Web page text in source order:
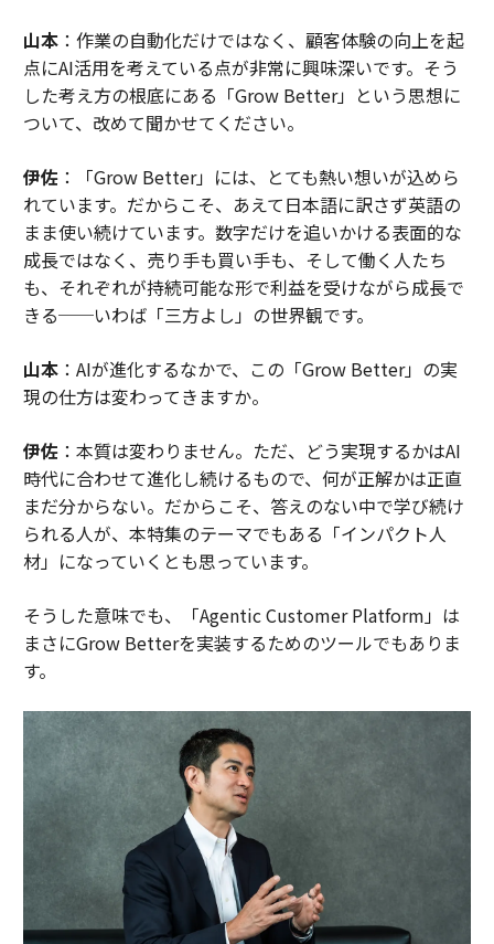
山本：作業の自動化だけではなく、顧客体験の向上を起
点にAI活用を考えている点が非常に興味深いです。そう
した考え方の根底にある「Grow Better」という思想に
ついて、改めて聞かせてください。
伊佐：「Grow Better」には、とても熱い想いが込めら
れています。だからこそ、あえて日本語に訳さず英語の
まま使い続けています。数字だけを追いかける表面的な
成長ではなく、売り手も買い手も、そして働く人たち
も、それぞれが持続可能な形で利益を受けながら成長で
きる──いわば「三方よし」の世界観です。
山本：AIが進化するなかで、この「Grow Better」の実
現の仕方は変わってきますか。
伊佐：本質は変わりません。ただ、どう実現するかはAI
時代に合わせて進化し続けるもので、何が正解かは正直
まだ分からない。だからこそ、答えのない中で学び続け
られる人が、本特集のテーマでもある「インパクト人
材」になっていくとも思っています。
そうした意味でも、「Agentic Customer Platform」は
まさにGrow Betterを実装するためのツールでもありま
す。